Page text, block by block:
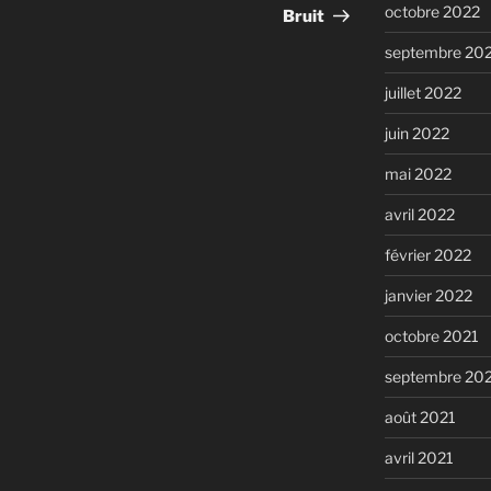
suivant
Bruit octobre 2022
septembre
juillet 2022
juin 2022
mai 2022
avril 2022
février 2022
janvier 2022
octobre 2021
septembre
août 2021
avril 2021